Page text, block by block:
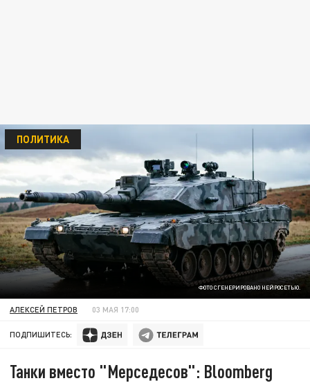
ФОТО СГЕНЕРИРОВАНО НЕЙРОСЕТЬЮ.
ПОЛИТИКА
АЛЕКСЕЙ ПЕТРОВ 03 МАЯ 17:00
ПОДПИШИТЕСЬ:
Танки вместо "Мерседесов": Bloomberg